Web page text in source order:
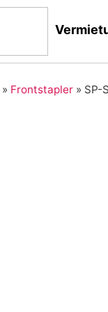
» Frontstapler » SP-